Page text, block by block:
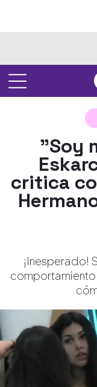
"Soy
critica
¡Inesperado!
comportamiento